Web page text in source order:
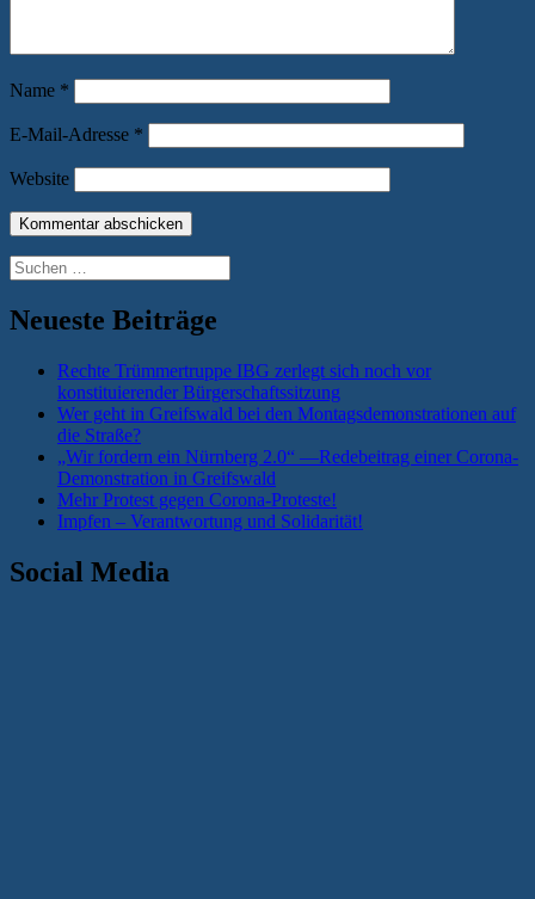
Name *
E-Mail-Adresse *
Website
Suchen
nach:
Neueste Beiträge
Rechte Trümmertruppe IBG zerlegt sich noch vor
konstituierender Bürgerschaftssitzung
Wer geht in Greifswald bei den Montagsdemonstrationen auf
die Straße?
„Wir fordern ein Nürnberg 2.0“ —Redebeitrag einer Corona-
Demonstration in Greifswald
Mehr Protest gegen Corona-Proteste!
Impfen – Verantwortung und Solidarität!
Social Media